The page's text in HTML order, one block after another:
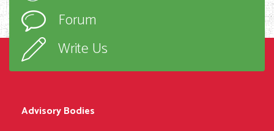
Forum
Write Us
Advisory Bodies